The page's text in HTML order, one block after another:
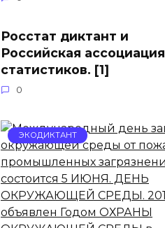
Росстат диктант и
Российская ассоциация
статистиков. [1]
0
ЭКОДИКТАНТ